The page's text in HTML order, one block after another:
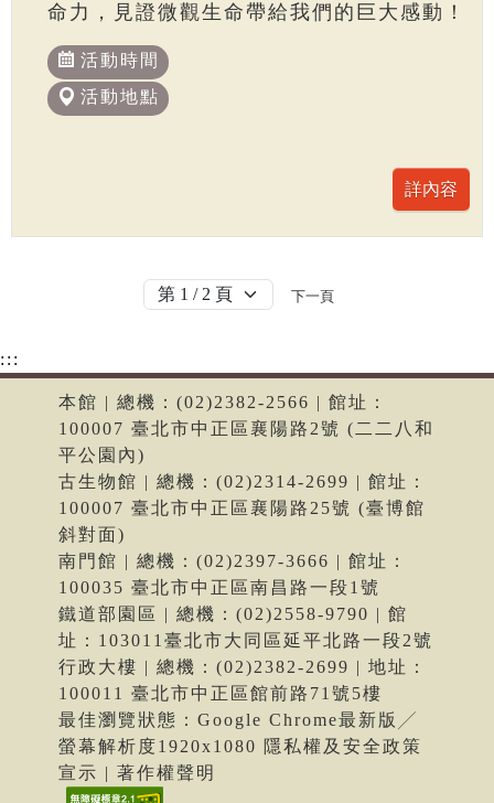
命力，見證微觀生命帶給我們的巨大感動！
活動時間
活動地點
下一頁
:::
本館 | 總機：(02)2382-2566 | 館址：
100007 臺北市中正區襄陽路2號 (二二八和
平公園內)
古生物館 | 總機：(02)2314-2699 | 館址：
100007 臺北市中正區襄陽路25號 (臺博館
斜對面)
南門館 | 總機：(02)2397-3666 | 館址：
100035 臺北市中正區南昌路一段1號
鐵道部園區 | 總機：(02)2558-9790 | 館
址：103011臺北市大同區延平北路一段2號
行政大樓 | 總機：(02)2382-2699 | 地址：
100011 臺北市中正區館前路71號5樓
最佳瀏覽狀態：Google Chrome最新版╱
螢幕解析度1920x1080 隱私權及安全政策
宣示 | 著作權聲明